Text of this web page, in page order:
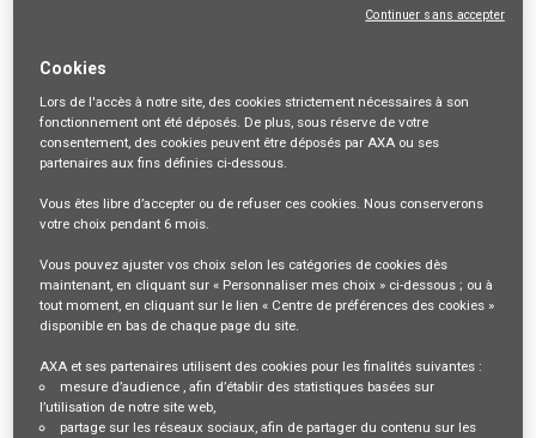
Entrepreneur en Gestion de Patrimoine (F/H) -
75-PARIS, FR, 99999
VENTES ET DISTRIBUTION
35787
mail_outline
Se connecter
ou S'inscrire
Description du poste
Cookies
Lors de l'accès à notre site, des cookies strictement nécessaires à son
fonctionnement ont été déposés. De plus, sous réserve de votre
consentement, des cookies peuvent être déposés par AXA ou ses
partenaires aux fins définies ci-dessous.
Vous êtes libre d’accepter ou de refuser ces cookies. Nous conserverons
votre choix pendant 6 mois.
Vous pouvez ajuster vos choix selon les catégories de cookies dès
maintenant, en cliquant sur « Personnaliser mes choix » ci-dessous ; ou à
tout moment, en cliquant sur le lien « Centre de préférences des cookies »
disponible en bas de chaque page du site.
AXA et ses partenaires utilisent des cookies pour les finalités suivantes :
mesure d’audience , afin d’établir des statistiques basées sur
l’utilisation de notre site web,
partage sur les réseaux sociaux, afin de partager du contenu sur les
Continuer sans accepter